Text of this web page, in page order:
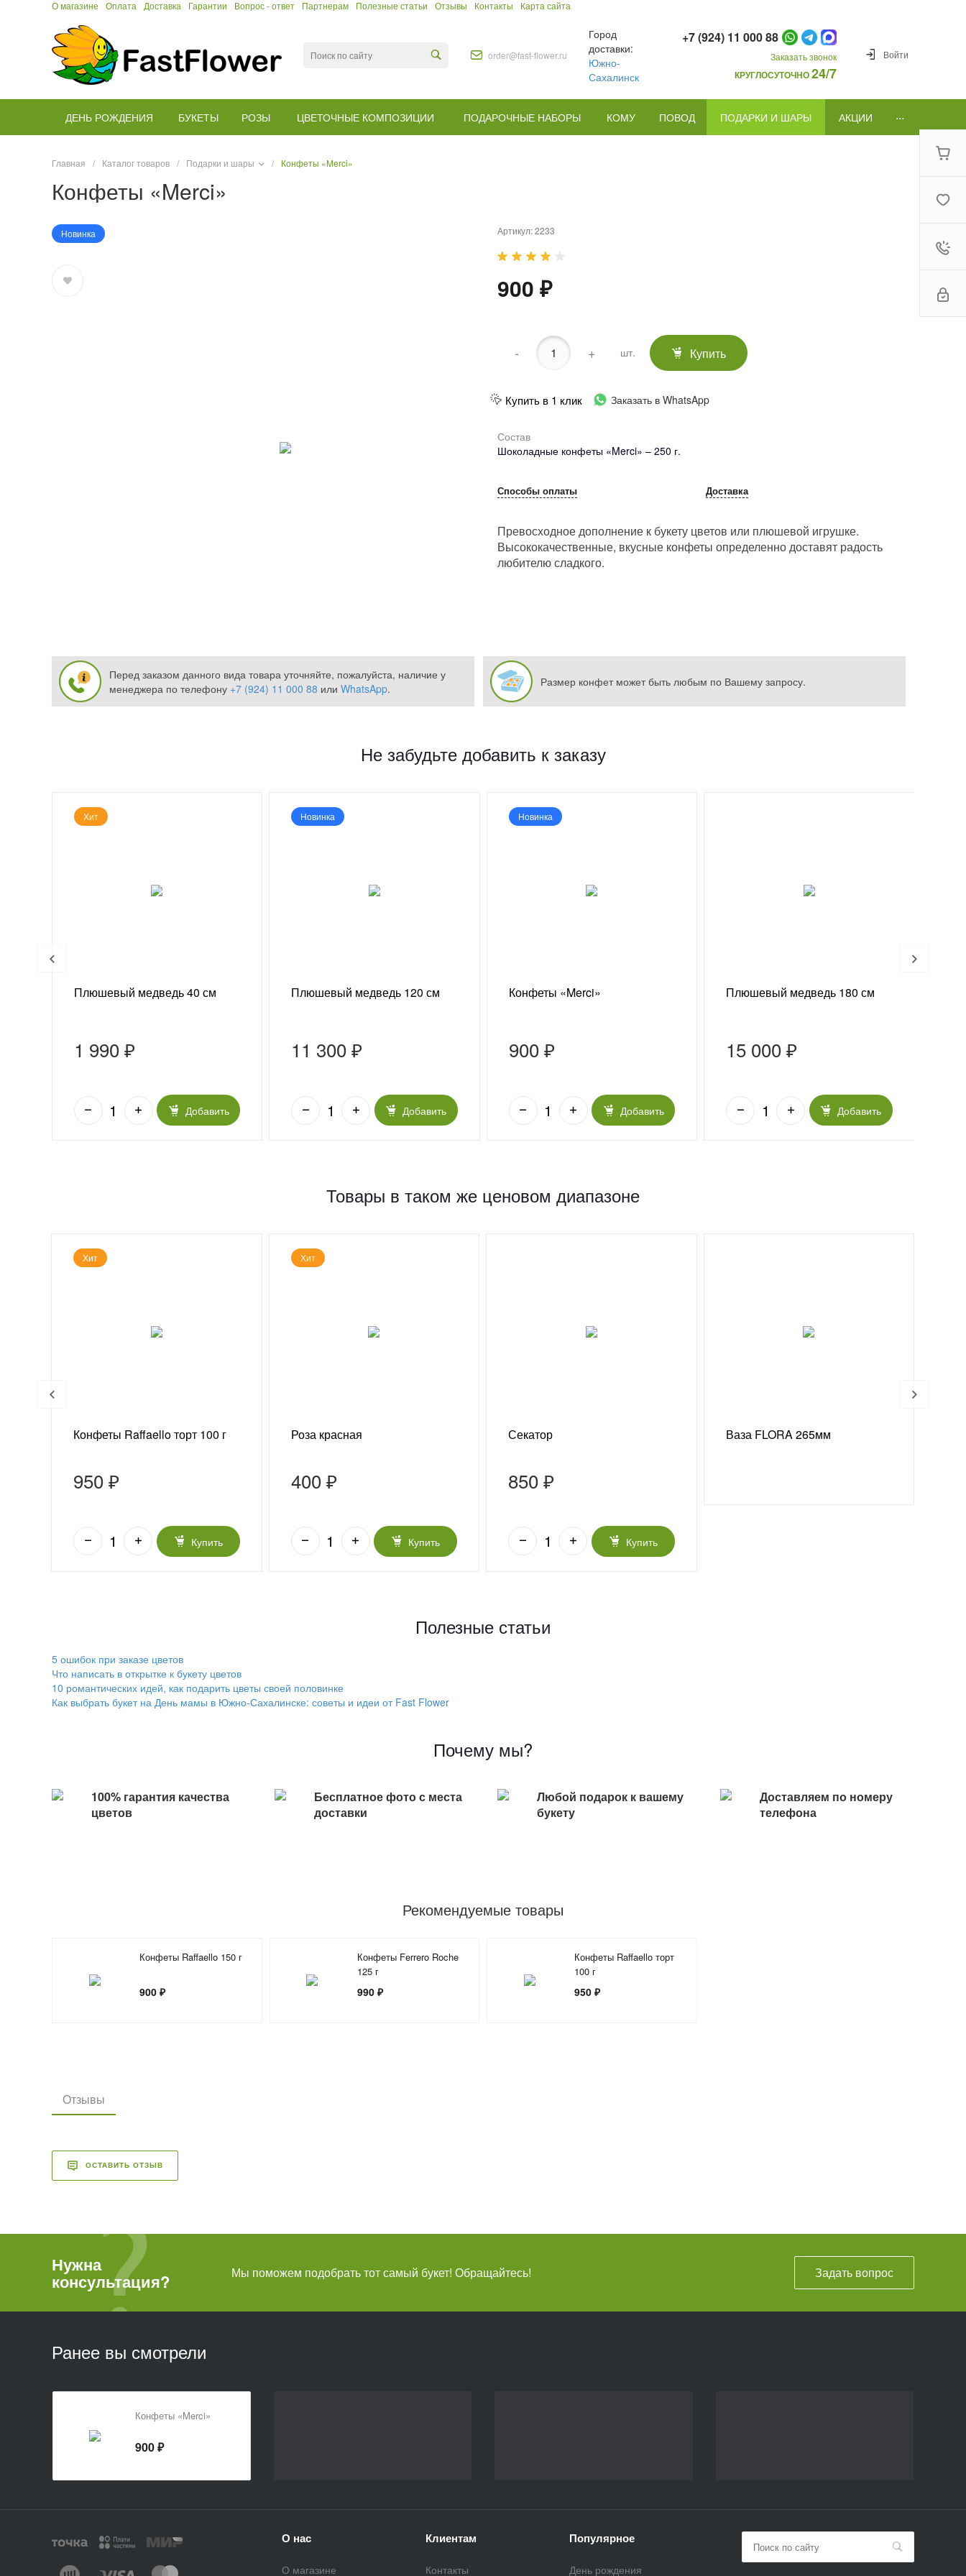
О магазине Оплата Доставка Гарантии Вопрос - ответ Партнерам Полезные статьи Отзывы Контакты Карта сайта
order@fast-flower.ru
Город
доставки:
Южно-
Сахалинск
+7 (924) 11 000 88
Заказать звонок
КРУГЛОСУТОЧНО24/7
Войти
ДЕНЬ РОЖДЕНИЯ БУКЕТЫ РОЗЫ ЦВЕТОЧНЫЕ КОМПОЗИЦИИ ПОДАРОЧНЫЕ НАБОРЫ КОМУ ПОВОД ПОДАРКИ И ШАРЫ АКЦИИ ...
Главная / Каталог товаров / Подарки и шары / Конфеты «Merci»
Конфеты «Merci»
Новинка Артикул:2233
900 ₽
- + шт. Купить
Купить в 1 клик Заказать в WhatsApp
Состав
Шоколадные конфеты «Merci» – 250 г.
Способы оплаты Доставка
Превосходное дополнение к букету цветов или плюшевой игрушке.
Высококачественные, вкусные конфеты определенно доставят радость
любителю сладкого.
Перед заказом данного вида товара уточняйте, пожалуйста, наличие у
менеджера по телефону +7 (924) 11 000 88 или WhatsApp. Размер конфет может быть любым по Вашему запросу.
Не забудьте добавить к заказу
Хит
Плюшевый медведь 40 см
1 990 ₽
Добавить
Новинка
Плюшевый медведь 120 см
11 300 ₽
Добавить
Новинка
Конфеты «Merci»
900 ₽
Добавить
Плюшевый медведь 180 см
15 000 ₽
Добавить
Товары в таком же ценовом диапазоне
Хит
Конфеты Raffaello торт 100 г
950 ₽
Купить
Хит
Роза красная
400 ₽
Купить
Секатор
850 ₽
Купить
Ваза FLORA 265мм
Полезные статьи
5 ошибок при заказе цветов
Что написать в открытке к букету цветов
10 романтических идей, как подарить цветы своей половинке
Как выбрать букет на День мамы в Южно-Сахалинске: советы и идеи от Fast Flower
Почему мы?
100% гарантия качества
цветов
Бесплатное фото с места
доставки
Любой подарок к вашему
букету
Доставляем по номеру
телефона
Рекомендуемые товары
Конфеты Raffaello 150 г
900 ₽
Конфеты Ferrero Roche
125 г
990 ₽
Конфеты Raffaello торт
100 г
950 ₽
Отзывы
ОСТАВИТЬ ОТЗЫВ
Нужна
консультация? Мы поможем подобрать тот самый букет! Обращайтесь! Задать вопрос
Ранее вы смотрели
Конфеты «Merci»
900 ₽
О нас
О магазине
Клиентам
Контакты
Популярное
День рождения